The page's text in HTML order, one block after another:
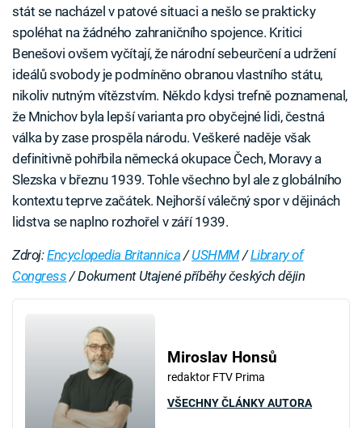
stát se nacházel v patové situaci a nešlo se prakticky
spoléhat na žádného zahraničního spojence. Kritici
Benešovi ovšem vyčítají, že národní sebeurčení a udržení
ideálů svobody je podmíněno obranou vlastního státu,
nikoliv nutným vítězstvím. Někdo kdysi trefně poznamenal,
že Mnichov byla lepší varianta pro obyčejné lidi, čestná
válka by zase prospěla národu. Veškeré naděje však
definitivně pohřbila německá okupace Čech, Moravy a
Slezska v březnu 1939. Tohle všechno byl ale z globálního
kontextu teprve začátek. Nejhorší válečný spor v dějinách
lidstva se naplno rozhořel v září 1939.
Zdroj:Encyclopedia Britannica /USHMM/Library of
Congress / Dokument Utajené příběhy českých dějin
Miroslav Honsů
redaktor FTV Prima
VŠECHNY ČLÁNKY AUTORA